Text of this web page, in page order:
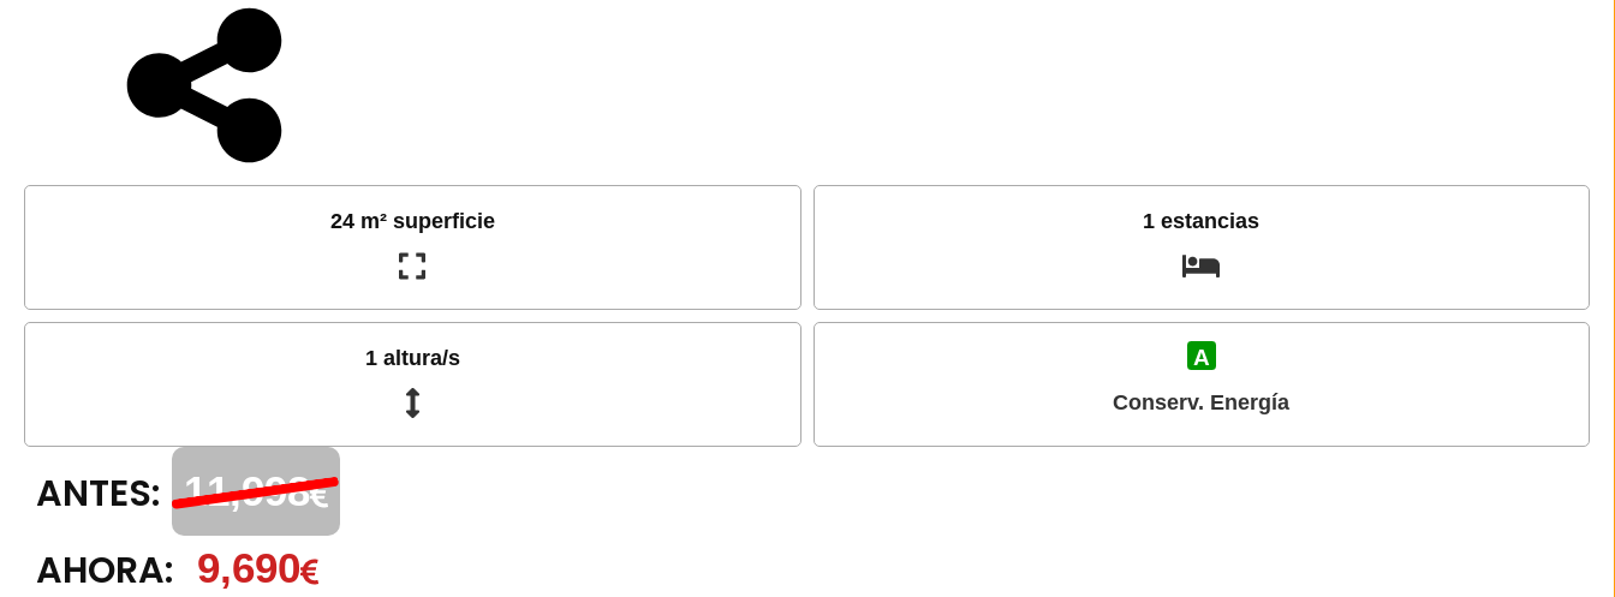
24 m² superficie 1 estancias
1 altura/s A
Conserv. Energía
ANTES: 11,998
AHORA: 9,690